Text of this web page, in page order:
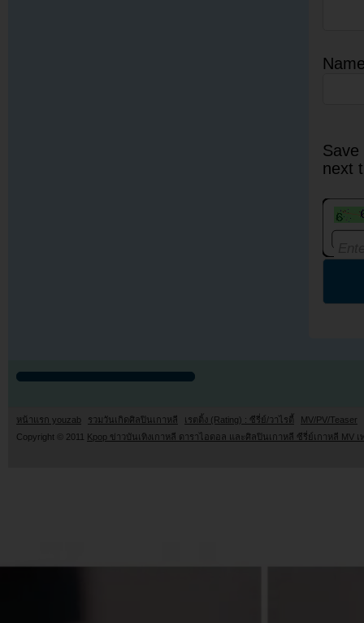
next
หน้าแรก youzab รวมวันเกิดศิลปินเกาหลี เรตติ้ง (Rating) : ซีรี่ย์/วาไรตี้
MV/PV/Teaser
Copyright © 2011 Kpop ข่าวบันเทิงเกาหลี ดาราไอดอล และศิลปินเกาหลี ซีรี่ย์เกาหลี MV